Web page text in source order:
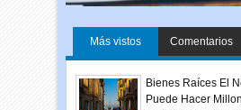
Más vistos Comentarios
Bienes Raíces El
Puede Hacer